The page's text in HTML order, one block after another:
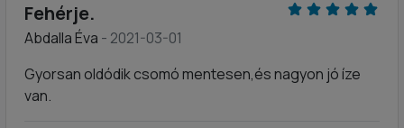
Fehérje.
Abdalla Éva - 2021-03-01
Gyorsan oldódik csomó mentesen,és nagyon jó íze
van.